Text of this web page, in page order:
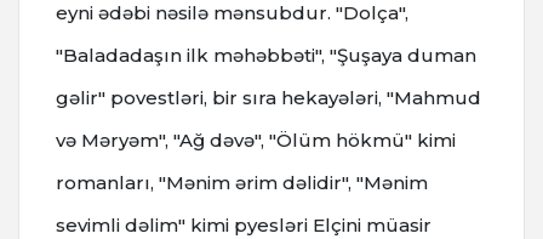
eyni ədəbi nəsilə mənsubdur. "Dolça",
"Baladadaşın ilk məhəbbəti", "Şuşaya duman
gəlir" povestləri, bir sıra hekayələri, "Mahmud
və Məryəm", "Ağ dəvə", "Ölüm hökmü" kimi
romanları, "Mənim ərim dəlidir", "Mənim
sevimli dəlim" kimi pyesləri Elçini müasir